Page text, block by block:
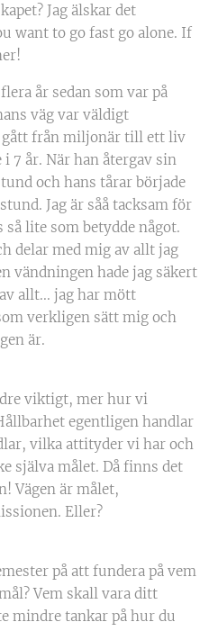
Jag älskar det
want to go fast go alone. If
år sedan som var på
väg var väldigt
gått från miljonär till ett liv
7 år. När han återgav sin
och hans tårar började
Jag är såå tacksam för
så lite som betydde något.
delar med mig av allt jag
vändningen hade jag säkert
allt... jag har mött
verkligen sätt mig och
är.
viktigt, mer hur vi
egentligen handlar
vilka attityder vi har och
själva målet. Då finns det
Vägen är målet,
Eller?
på att fundera på vem
Vem skall vara ditt
mindre tankar på hur du